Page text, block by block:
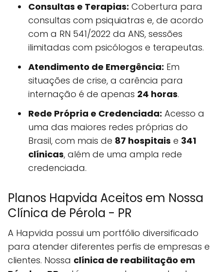
Consultas e Terapias: Cobertura para
consultas com psiquiatras e, de acordo
com a RN 541/2022 da ANS, sessões
ilimitadas com psicólogos e terapeutas.
Atendimento de Emergência: Em
situações de crise, a carência para
internação é de apenas 24 horas.
Rede Própria e Credenciada: Acesso a
uma das maiores redes próprias do
Brasil, com mais de 87 hospitais e 341
clínicas, além de uma ampla rede
credenciada.
Planos Hapvida Aceitos em Nossa
Clínica de Pérola - PR
A Hapvida possui um portfólio diversificado
para atender diferentes perfis de empresas e
clientes. Nossa clínica de reabilitação em